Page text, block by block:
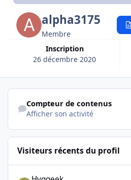
alpha3175
Membre
Inscription
26 décembre 2020
Afficher son activité
Compteur de contenus
Afficher son activité
Visiteurs récents du profil